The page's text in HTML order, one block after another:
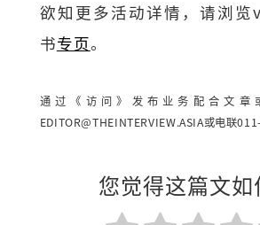
欲知更多活动详情，请浏览
书专页。
通过《访问》发布业务配合文章
EDITOR@THEINTERVIEW.ASIA或电联
您觉得这篇文如